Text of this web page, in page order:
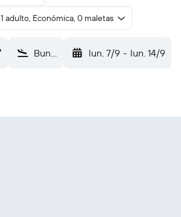
1 adulto, Económica, 0 maletas
Bunia (BUX) lun. 7/9 - lun. 14/9